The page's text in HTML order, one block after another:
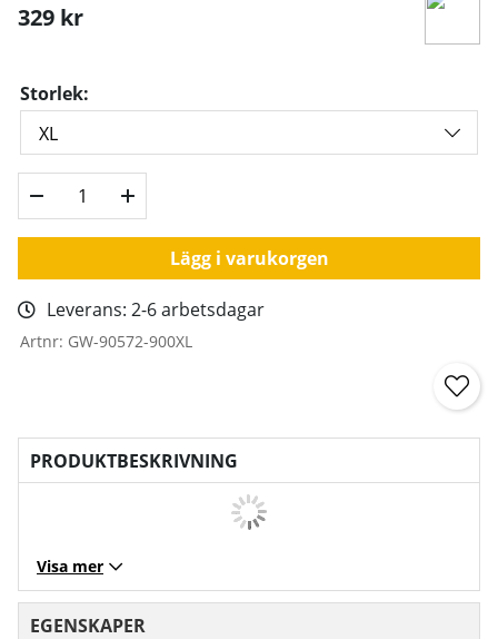
329 kr
Storlek:
Lägg i varukorgen
Leverans: 2-6 arbetsdagar
Artnr: GW-90572-900XL
PRODUKTBESKRIVNING
Visa mer
EGENSKAPER